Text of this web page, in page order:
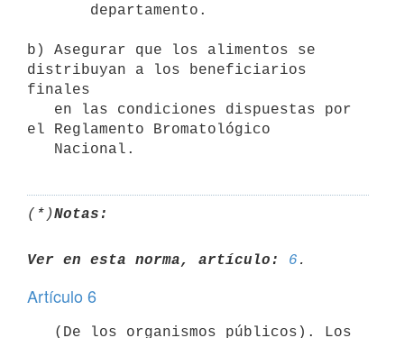
b) Asegurar que los alimentos se
distribuyan a los beneficiarios
finales
el Reglamento Bromatológico
(*)Notas:
Ver en esta norma, artículo: 6
Artículo 6